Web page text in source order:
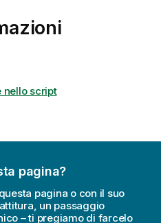
nello script
pagina?
pagina o con il suo
un passaggio
– ti pregiamo di farcelo